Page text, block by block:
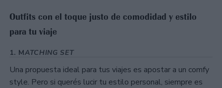
Outfits con el toque justo de comodidad y estilo
para tu viaje
1. MATCHING SET
Una propuesta ideal para tus viajes es apostar a un comfy
style. Pero si querés lucir tu estilo personal, siempre es